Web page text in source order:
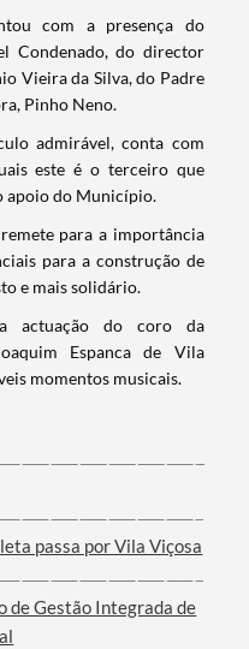
com a presença do
Condenado, do director
Vieira da Silva, do Padre
Pinho Neno.
admirável, conta com
este é o terceiro que
apoio do Município.
para a importância
para a construção de
e mais solidário.
actuação do coro da
Espanca de Vila
momentos musicais.
passa por Vila Viçosa
de Gestão Integrada de